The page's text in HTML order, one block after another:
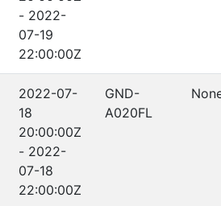
- 2022-
07-19
22:00:00Z
2022-07-
18
20:00:00Z
- 2022-
07-18
22:00:00Z
GND-
A020FL